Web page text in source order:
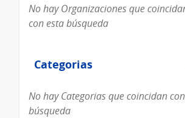
No hay Organizaciones que
con esta búsqueda
Categorias
Categorias
No hay Categorias que coincidan
búsqueda